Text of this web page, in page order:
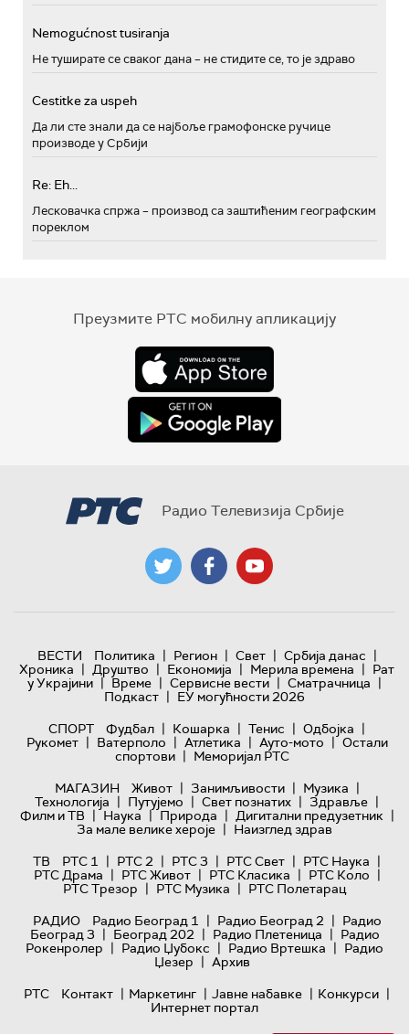
Nemogućnost tusiranja
Не туширате се сваког дана – не стидите се, то је здраво
Cestitke za uspeh
Да ли сте знали да се најбоље грамофонске ручице
производе у Србији
Re: Eh...
Лесковачка спржа – производ са заштићеним географским
пореклом
Преузмите РТС мобилну апликацију
Радио Телевизија Србије
ВЕСТИ Политика | Регион | Свет | Србија данас |
Хроника | Друштво | Економија | Мерила времена | Рат
у Украјини | Време | Сервисне вести | Сматрачница |
Подкаст | ЕУ могућности 2026
СПОРТ
Фудбал | Кошарка | Тенис | Одбојка |
Рукомет | Ватерполо | Атлетика | Ауто-мото | Остали
спортови | Меморијал РТС
МАГАЗИН
Живот | Занимљивости | Музика |
Технологијa | Путујемо | Свет познатих | Здравље |
Филм и ТВ | Наука | Природа | Дигитални предузетник |
За мале велике хероје | Наизглед здрав
ТВ
РТС 1 | РТС 2 | РТС 3 | РТС Свет | РТС Наука |
РТС Драма | РТС Живот | РТС Класика | РТС Коло |
РТС Трезор | РТС Музика | РТС Полетарац
РАДИО
Радио Београд 1 | Радио Београд 2 | Радио
Београд 3 | Београд 202 | Радио Плетеница | Радио
Рокенролер | Радио Џубокс | Радио Вртешка | Радио
Џезер | Архив
РТС
Контакт | Маркетинг | Јавне набавке | Конкурси |
Интернет портал